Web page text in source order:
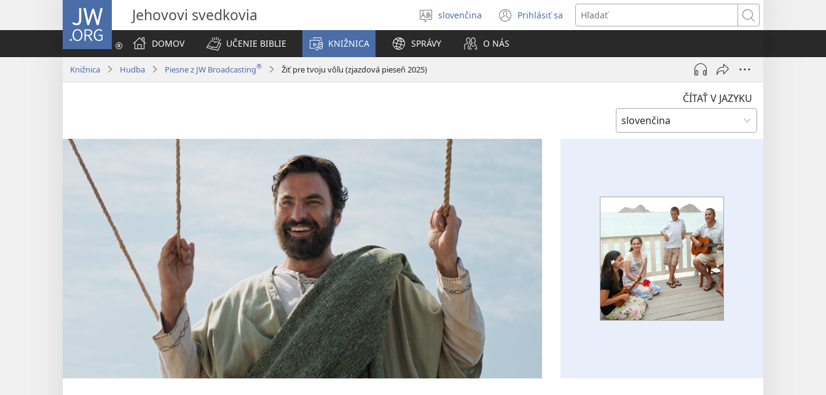
JW.ORG Jehovovi svedkovia
Výber
jazyka
slovenčina Prihlásiť sa
(otvorí
nové
Hľadať
DOMOV
UČENIE BIBLIE KNIŽNICA SPRÁVY O NÁS
Knižnica Hudba Piesne z JW Broadcasting® Žiť pre tvoju vôľu (zjazdová pieseň 2025)
ČÍTAŤ V JAZYKU